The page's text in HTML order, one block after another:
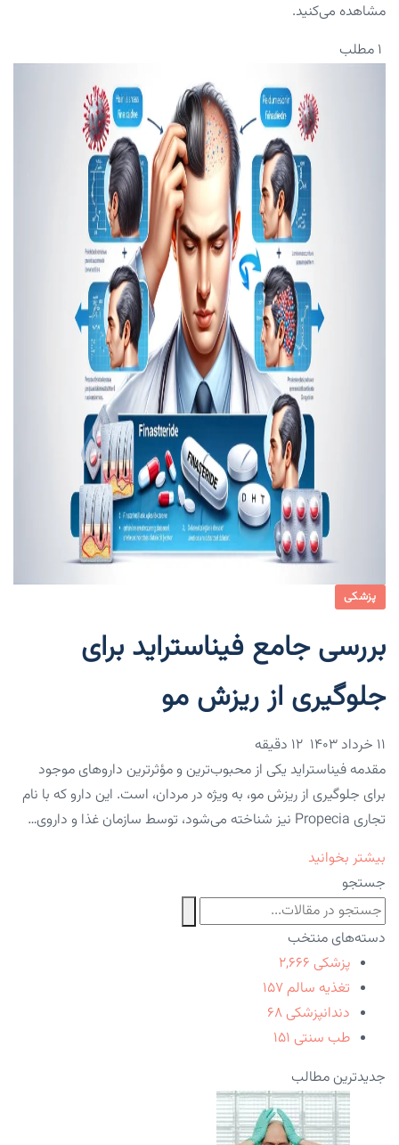
مشاهده می‌کنید.
۱ مطلب
پزشکی
بررسی جامع فیناستراید برای
جلوگیری از ریزش مو
۱۱ خرداد ۱۴۰۳
مقدمه فیناستراید یکی از محبوب‌ترین و مؤثرترین داروهای موجود
برای جلوگیری از ریزش مو، به ویژه در مردان، است. این دارو که با نام
تجاری Propecia نیز شناخته می‌شود، توسط سازمان غذا و داروی…
بیشتر بخوانید
جستجو
دسته‌های منتخب
پزشکی ۲,۶۶۶
تغذیه سالم ۱۵۷
دندانپزشکی ۶۸
طب سنتی ۱۵۱
جدیدترین مطالب